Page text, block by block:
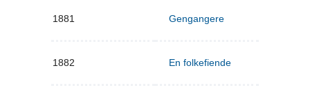
1881 Gengangere
1882 En folkefiende